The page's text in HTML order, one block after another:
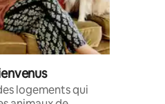
logements qui